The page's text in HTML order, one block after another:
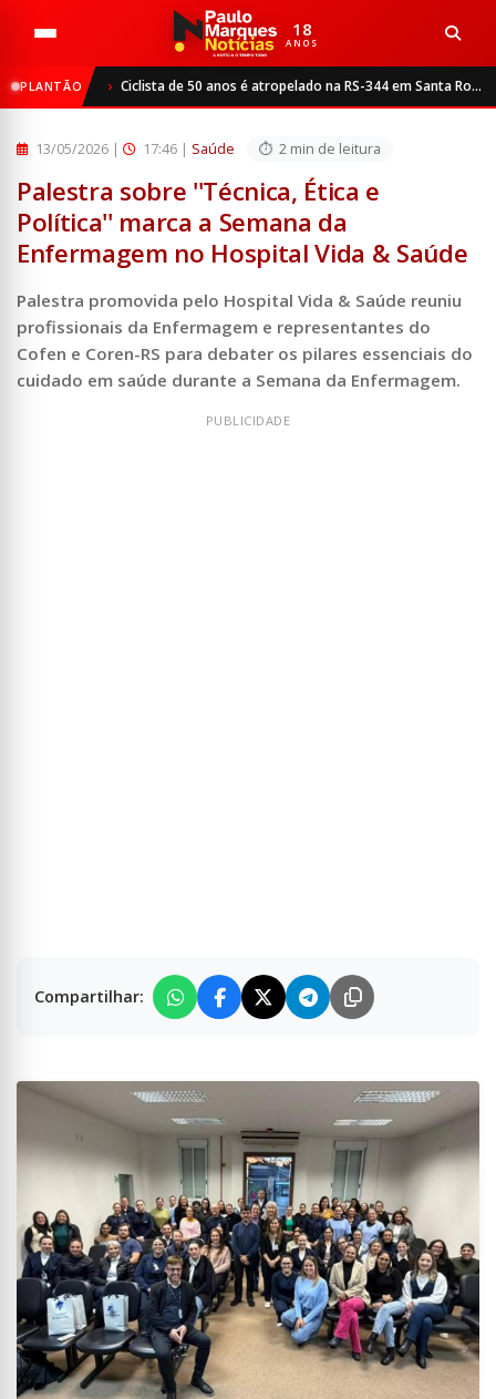
18
ANOS
PLANTÃO Ciclista de 50 anos é atropelado na RS-344 em Santa Rosa
Saúde
Palestra sobre ''Técnica, Ética e Política'' marca a Sema...
13/05/2026 | 17:46 | Saúde 2 min de leitura
Palestra sobre ''Técnica, Ética e
Política'' marca a Semana da
Enfermagem no Hospital Vida & Saúde
Palestra promovida pelo Hospital Vida & Saúde reuniu
profissionais da Enfermagem e representantes do
Cofen e Coren-RS para debater os pilares essenciais do
cuidado em saúde durante a Semana da Enfermagem.
Compartilhar: